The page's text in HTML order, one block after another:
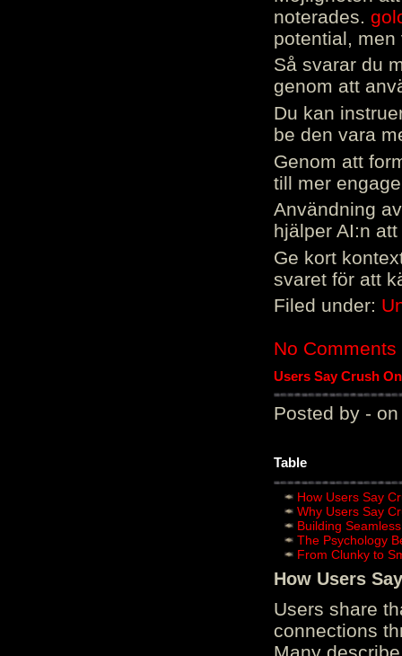
noterades.
potential, men
Så svarar du
genom att
Du kan
be den vara
Genom att
till mer
Användning
hjälper AI:n
Ge kort
svaret för att
Filed under:
No Comments
Users Say Crush
Posted by - on
Table
How Users Say
Why Users Say
Building
The Psychology
From Clunky to
How Users
Users share
connections
Many